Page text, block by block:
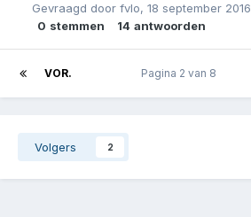
Gevraagd door fvlo, 18 september 2016
0 stemmen 14 antwoorden
VOR. Pagina 2 van 8
Volgers 2